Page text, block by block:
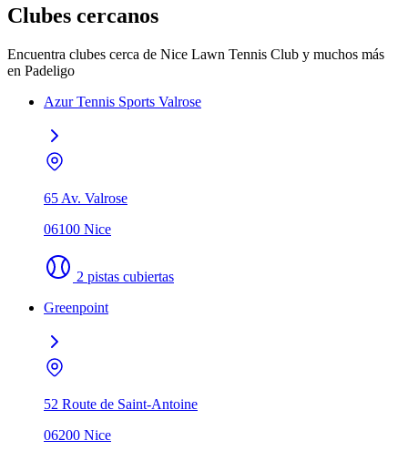
Clubes cercanos
Encuentra clubes cerca de Nice Lawn Tennis Club y muchos más
en Padeligo
Azur Tennis Sports Valrose
65 Av. Valrose
06100 Nice
2 pistas cubiertas
Greenpoint
52 Route de Saint-Antoine
06200 Nice